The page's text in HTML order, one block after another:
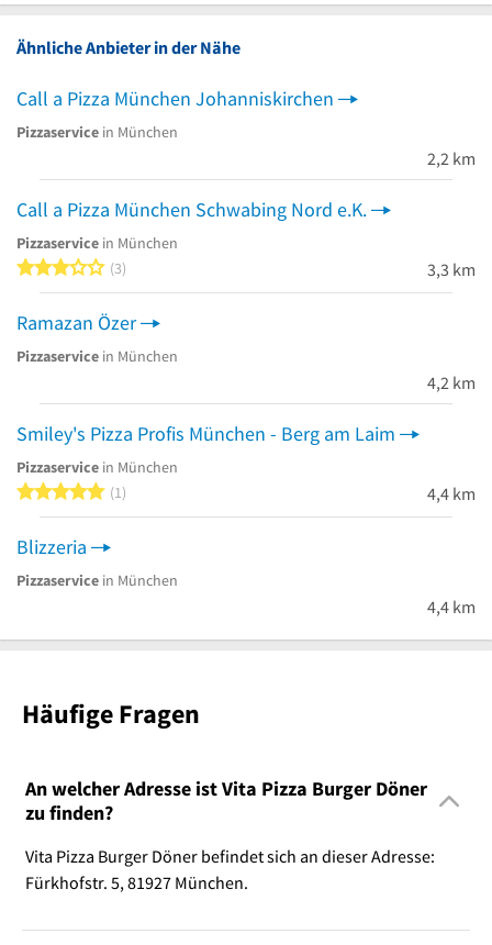
Ähnliche Anbieter in der Nähe
Call a Pizza München Johanniskirchen
Pizzaservice in München
2,2 km
Call a Pizza München Schwabing Nord e.K.
Pizzaservice in München
3 von 5 Sternen
3 3,3 km
Ramazan Özer
Pizzaservice in München
4,2 km
Smiley's Pizza Profis München - Berg am Laim
Pizzaservice in München
5 von 5 Sternen
1 4,4 km
Blizzeria
Pizzaservice in München
4,4 km
Häufige Fragen
An welcher Adresse ist Vita Pizza Burger Döner
zu finden?
Vita Pizza Burger Döner befindet sich an dieser Adresse:
Fürkhofstr. 5, 81927 München.